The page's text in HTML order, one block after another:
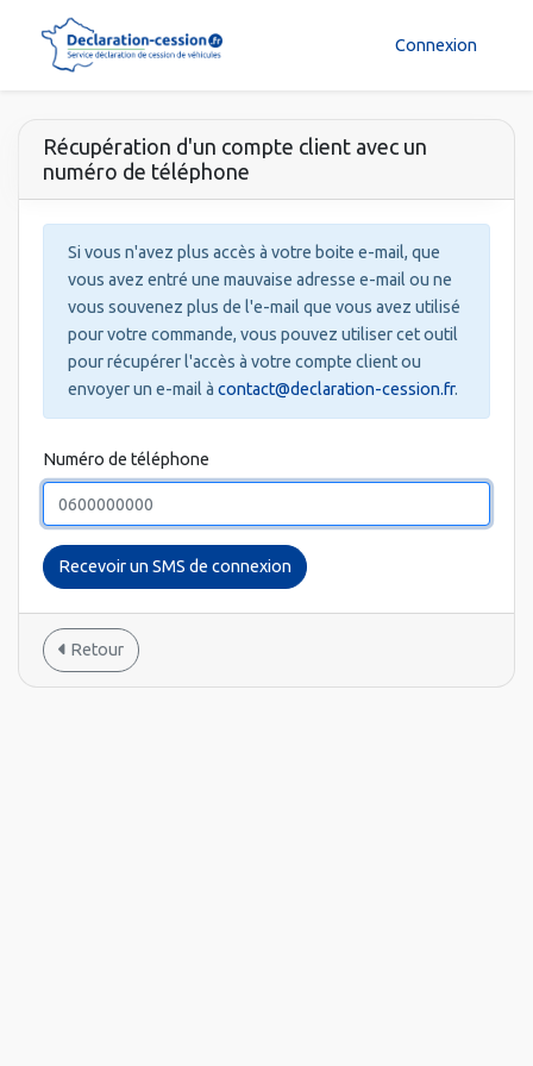
Connexion
Récupération d'un compte client avec un
numéro de téléphone
Si vous n'avez plus accès à votre boite e-mail, que
vous avez entré une mauvaise adresse e-mail ou ne
vous souvenez plus de l'e-mail que vous avez utilisé
pour votre commande, vous pouvez utiliser cet outil
pour récupérer l'accès à votre compte client ou
envoyer un e-mail à contact@declaration-cession.fr.
Numéro de téléphone
Recevoir un SMS de connexion
Retour